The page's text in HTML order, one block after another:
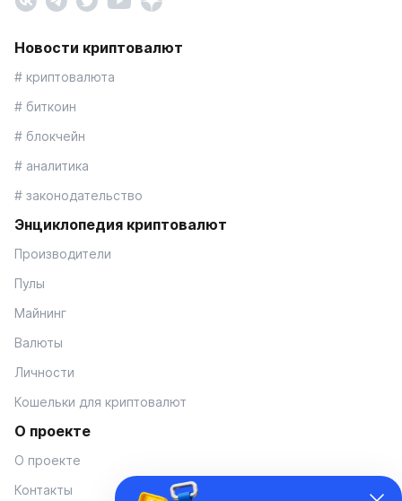
Новости криптовалют
# криптовалюта
# биткоин
# блокчейн
# аналитика
# законодательство
Энциклопедия криптовалют
Производители
Пулы
Майнинг
Валюты
Личности
Кошельки для криптовалют
О проекте
О проекте
Контакты